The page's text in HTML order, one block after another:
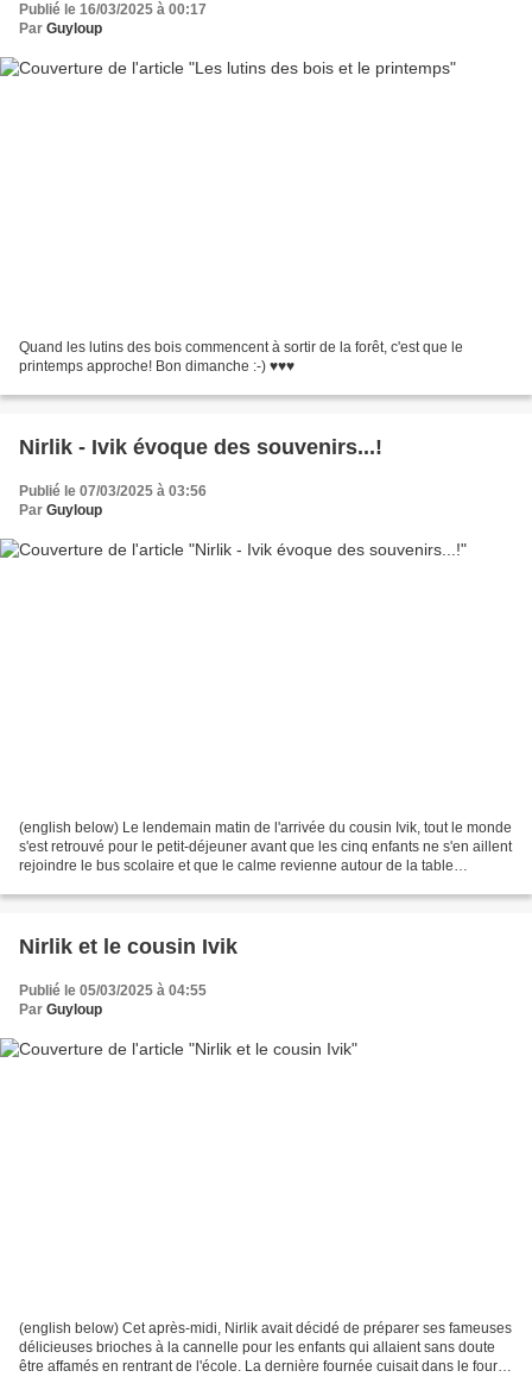
Publié le 16/03/2025 à 00:17
Par Guyloup
Quand les lutins des bois commencent à sortir de la forêt, c'est que le
printemps approche! Bon dimanche :-) ♥♥♥
Nirlik - Ivik évoque des souvenirs...!
Publié le 07/03/2025 à 03:56
Par Guyloup
(english below) Le lendemain matin de l'arrivée du cousin Ivik, tout le monde
s'est retrouvé pour le petit-déjeuner avant que les cinq enfants ne s'en aillent
rejoindre le bus scolaire et que le calme revienne autour de la table
Nirlik et le cousin Ivik
Publié le 05/03/2025 à 04:55
Par Guyloup
(english below) Cet après-midi, Nirlik avait décidé de préparer ses fameuses
délicieuses brioches à la cannelle pour les enfants qui allaient sans doute
être affamés en rentrant de l'école. La dernière fournée cuisait dans le four